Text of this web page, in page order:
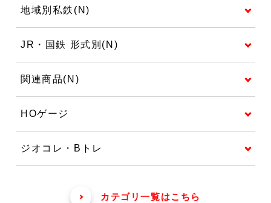
地域別私鉄(N)
JR・国鉄 形式別(N)
関連商品(N)
HOゲージ
ジオコレ・Bトレ
カテゴリ一覧はこちら